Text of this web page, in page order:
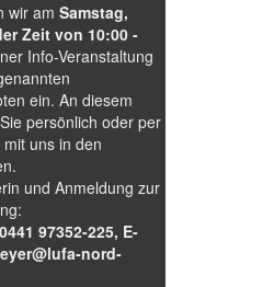
wir am Samstag,
Zeit von 10:00 -
Info-Veranstaltung
ein. An diesem
persönlich oder per
uns in den
und Anmeldung zur
97352-225, E-
nord-